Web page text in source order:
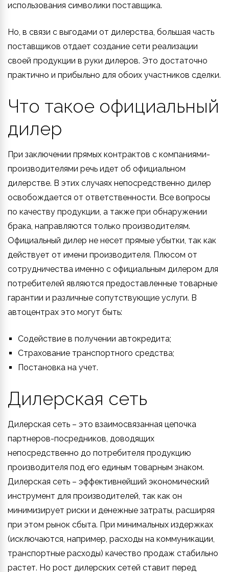
использования символики поставщика.
Но, в связи с выгодами от дилерства, большая часть
поставщиков отдает создание сети реализации
своей продукции в руки дилеров. Это достаточно
практично и прибыльно для обоих участников сделки.
Что такое официальный
дилер
При заключении прямых контрактов с компаниями-
производителями речь идет об официальном
дилерстве. В этих случаях непосредственно дилер
освобождается от ответственности. Все вопросы
по качеству продукции, а также при обнаружении
брака, направляются только производителям.
Официальный дилер не несет прямые убытки, так как
действует от имени производителя. Плюсом от
сотрудничества именно с официальным дилером для
потребителей являются предоставленные товарные
гарантии и различные сопутствующие услуги. В
автоцентрах это могут быть:
Содействие в получении автокредита;
Страхование транспортного средства;
Постановка на учет.
Дилерская сеть
Дилерская сеть – это взаимосвязанная цепочка
партнеров-посредников, доводящих
непосредственно до потребителя продукцию
производителя под его единым товарным знаком.
Дилерская сеть – эффективнейший экономический
инструмент для производителей, так как он
минимизирует риски и денежные затраты, расширяя
при этом рынок сбыта. При минимальных издержках
(исключаются, например, расходы на коммуникации,
транспортные расходы) качество продаж стабильно
растет. Но рост дилерских сетей ставит перед